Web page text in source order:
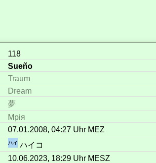
118
Sueño
Traum
Dream
夢
Мрія
07.01.2008, 04:27 Uhr MEZ
ハイコ
10.06.2023, 18:29 Uhr MESZ